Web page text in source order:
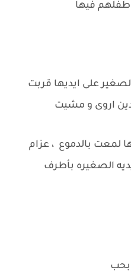
طفلهم فيها
على ايديها قربت
اروى و مشيت
لمعت بالدموع ، عزام
الصغيره بأطرف
بحب